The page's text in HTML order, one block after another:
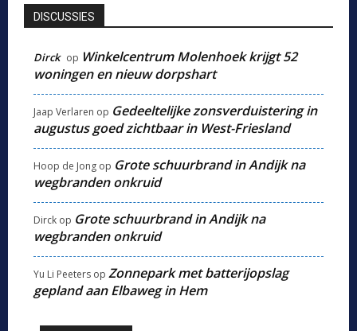
DISCUSSIES
Dirck op Winkelcentrum Molenhoek krijgt 52
woningen en nieuw dorpshart
Jaap Verlaren op Gedeeltelijke zonsverduistering in
augustus goed zichtbaar in West-Friesland
Hoop de Jong op Grote schuurbrand in Andijk na
wegbranden onkruid
Dirck op Grote schuurbrand in Andijk na
wegbranden onkruid
Yu Li Peeters op Zonnepark met batterijopslag
gepland aan Elbaweg in Hem